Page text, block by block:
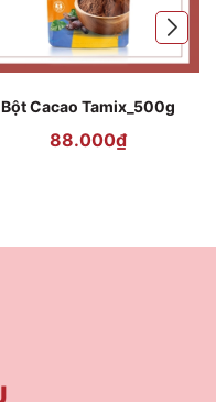
Bột Cacao Tamix_500g
88.000₫